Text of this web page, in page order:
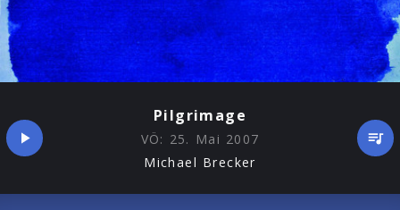
Pilgrimage
VÖ: 25. Mai 2007
Michael Brecker